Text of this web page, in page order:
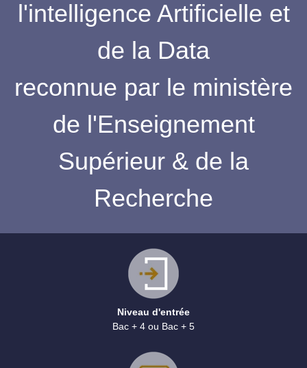
l'intelligence Artificielle et
de la Data
reconnue par le ministère
de l'Enseignement
Supérieur & de la
Recherche
Niveau d'entrée
Bac + 4 ou Bac + 5